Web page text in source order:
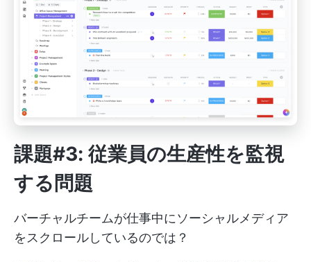
課題#3: 従業員の生産性を監視
する問題
バーチャルチームが仕事中にソーシャルメディア
をスクロールしているのでは？